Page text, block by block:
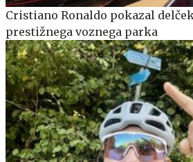
Cristiano Ronaldo pokazal
prestižnega voznega parka